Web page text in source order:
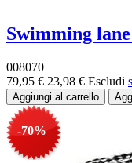
Swimming
008070
79,95 € 23,98 € Escludi
-70%